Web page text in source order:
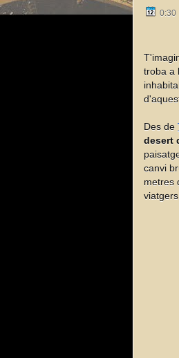
0:30
troba a
Des de
desert
canvi
metres